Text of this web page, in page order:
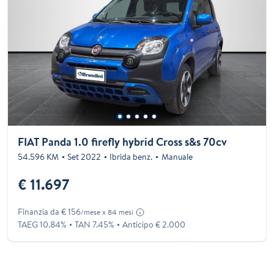
FIAT Panda 1.0 firefly hybrid Cross s&s 70cv
54.596 KM Set 2022 Ibrida benz. Manuale
€ 11.697
Finanzia da € 156/mese x 84 mesi
TAEG 10.84% TAN 7.45% Anticipo € 2.000